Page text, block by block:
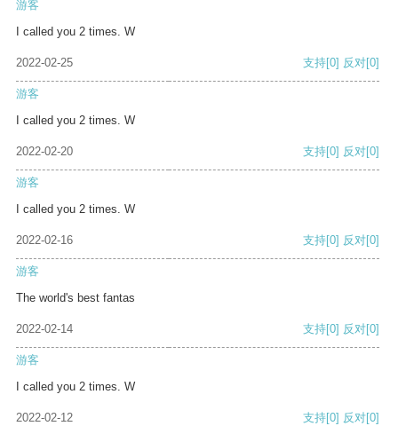
游客
I called you 2 times. W
2022-02-25 支持[0] 反对[0]
游客
I called you 2 times. W
2022-02-20 支持[0] 反对[0]
游客
I called you 2 times. W
2022-02-16 支持[0] 反对[0]
游客
The world's best fantas
2022-02-14 支持[0] 反对[0]
游客
I called you 2 times. W
2022-02-12 支持[0] 反对[0]